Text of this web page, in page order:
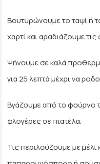
Βουτυρώνουμε το ταψί ή
χαρτί και αραδιάζουμε
Ψήνουμε σε καλά
για 25 λεπτά μέχρι να
Βγάζουμε από το φούρνο
φλογέρες σε πιατέλα.
Τις περιλούζουμε με μέλι